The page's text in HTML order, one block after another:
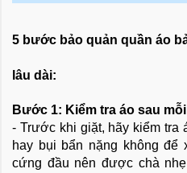
5 bước bảo quản quần áo
lâu dài:
Bước 1: Kiểm tra áo sau
- Trước khi giặt, hãy kiểm tra
hay bụi bẩn nặng không
cứng đầu nên được chà